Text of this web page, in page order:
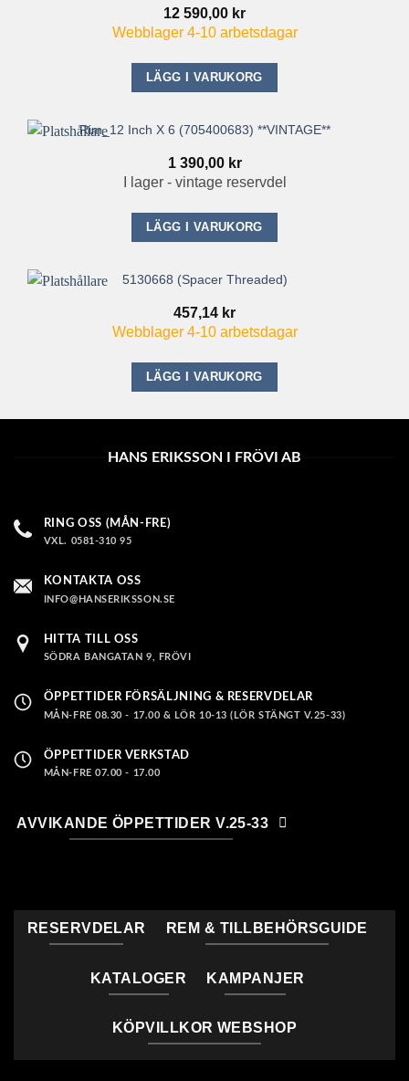
12 590,00 kr
Webblager 4-10 arbetsdagar
LÄGG I VARUKORG
Rim_12 Inch X 6 (705400683) **VINTAGE**
1 390,00 kr
I lager - vintage reservdel
LÄGG I VARUKORG
5130668 (Spacer Threaded)
457,14 kr
Webblager 4-10 arbetsdagar
LÄGG I VARUKORG
HANS ERIKSSON I FRÖVI AB
RING OSS (MÅN-FRE)
VXL. 0581-310 95
KONTAKTA OSS
INFO@HANSERIKSSON.SE
HITTA TILL OSS
SÖDRA BANGATAN 9, FRÖVI
ÖPPETTIDER FÖRSÄLJNING & RESERVDELAR
MÅN-FRE 08.30 - 17.00 & LÖR 10-13 (LÖR STÄNGT V.25-33)
ÖPPETTIDER VERKSTAD
MÅN-FRE 07.00 - 17.00
AVVIKANDE ÖPPETTIDER V.25-33
RESERVDELAR REM & TILLBEHÖRSGUIDE
KATALOGER KAMPANJER
KÖPVILLKOR WEBSHOP